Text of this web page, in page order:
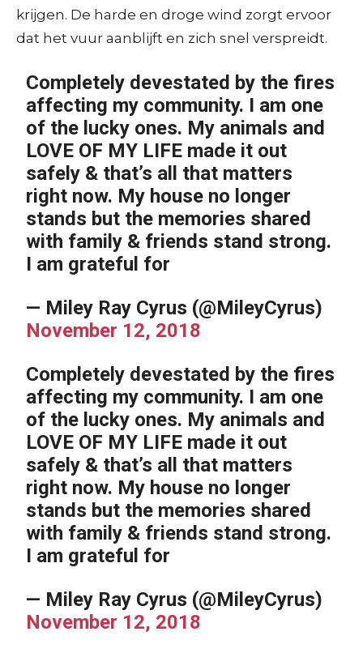
krijgen. De harde en droge wind zorgt ervoor
dat het vuur aanblijft en zich snel verspreidt.
Completely devestated by the fires
affecting my community. I am one
of the lucky ones. My animals and
LOVE OF MY LIFE made it out
safely & that’s all that matters
right now. My house no longer
stands but the memories shared
with family & friends stand strong.
I am grateful for
— Miley Ray Cyrus (@MileyCyrus)
November 12, 2018
Completely devestated by the fires
affecting my community. I am one
of the lucky ones. My animals and
LOVE OF MY LIFE made it out
safely & that’s all that matters
right now. My house no longer
stands but the memories shared
with family & friends stand strong.
I am grateful for
— Miley Ray Cyrus (@MileyCyrus)
November 12, 2018